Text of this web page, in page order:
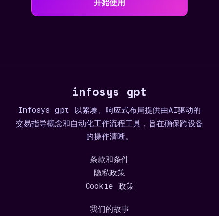
开始使用
infosys gpt
Infosys gpt 以紧凑、响应式布局提供由AI驱动的
交易指导概念和自动化工作流程工具，旨在确保跨设备
的操作清晰。
条款和条件
隐私政策
Cookie 政策
我们的故事